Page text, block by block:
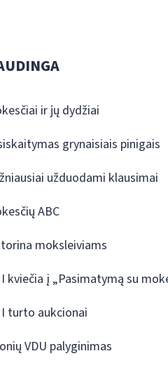
ir jų dydžiai
grynaisiais pinigais
užduodami klausimai
ABC
moksleiviams
kviečia į „Pasimatymą su
turto aukcionai
VDU palyginimas